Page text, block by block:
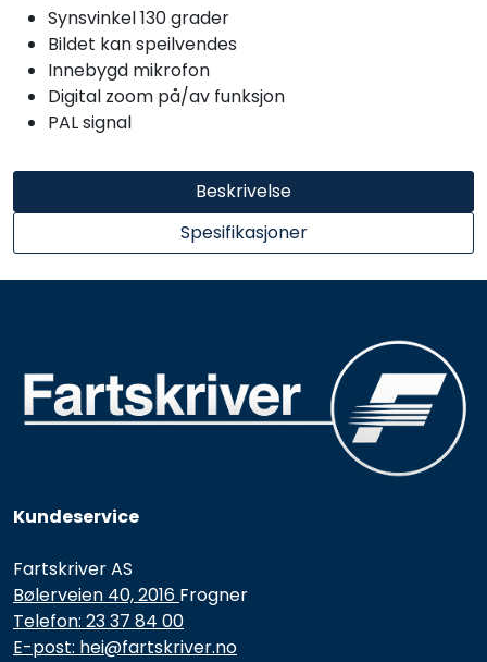
Beskrivelse
Spesifikasjoner
Synsvinkel 130 grader
Bildet kan speilvendes
Innebygd mikrofon
Digital zoom på/av funksjon
PAL signal
Kundeservice
Fartskriver AS
Bølerveien 40, 2016 Frogner
Telefon: 23 37 84 00
E-post: hei@fartskriver.no